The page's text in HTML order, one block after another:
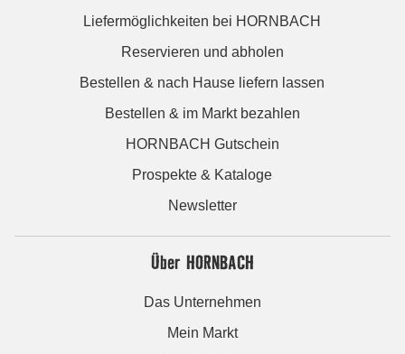
Liefermöglichkeiten bei HORNBACH
Reservieren und abholen
Bestellen & nach Hause liefern lassen
Bestellen & im Markt bezahlen
HORNBACH Gutschein
Prospekte & Kataloge
Newsletter
Über HORNBACH
Das Unternehmen
Mein Markt